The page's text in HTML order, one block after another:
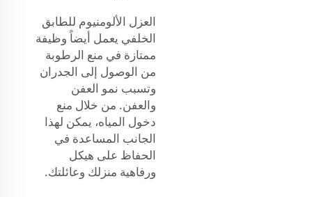
العزل الألومنيوم للطابق
الخلفي يعمل أيضاً وظيفة
ممتازة في منع الرطوبة
من الوصول إلى الجدران
وتسبب نمو العفن
والعفن. من خلال منع
دخول المياه، يمكن لهذا
الجانب المساعدة في
الحفاظ على هيكل
ورفاهية منزلك وعائلتك.